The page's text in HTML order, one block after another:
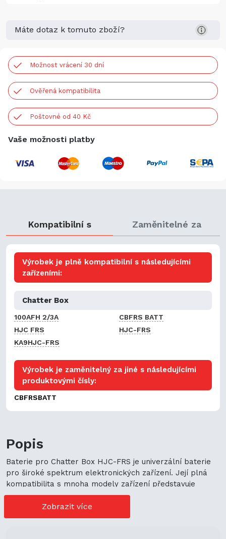
Máte dotaz k tomuto zboží?
Možnost vrácení 30 dní
Ověřená kompatibilita
Poštovné od 40 Kč
Vaše možnosti platby
Kompatibilní s Zaměnitelné za
Výrobek je plně kompatibilní s následujícími
zařízeními:
Chatter Box
100AFH 2/3A
CBFRS BATT
HJC FRS
HJC-FRS
KA9HJC-FRS
Výrobek je zaměnitelný za jiné s následujícími
produktovými čísly:
CBFRSBATT
Popis
Baterie pro Chatter Box HJC-FRS je univerzální baterie
pro široké spektrum elektronických zařízení. Její plná
kompatibilita s mnoha modely zařízení představuje
cenově výhodné možnosti nákupu. Její univerzální použití
navíc podporuje ekologickou udržitelnost a zaručuje
flexibilitu.
Zobrazit více